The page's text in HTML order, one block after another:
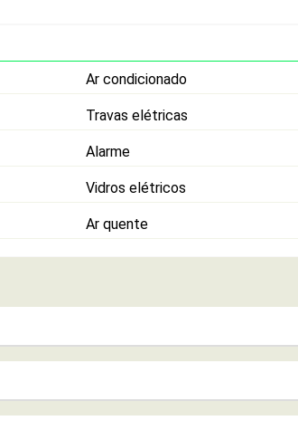
Ar condicionado
Travas elétricas
Alarme
Vidros elétricos
Ar quente